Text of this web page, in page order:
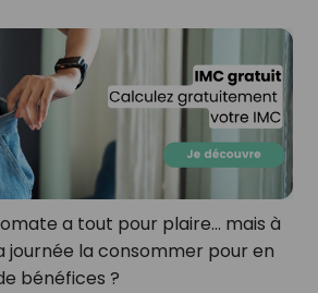
a tout pour plaire… mais à
journée la consommer pour en
bénéfices ?